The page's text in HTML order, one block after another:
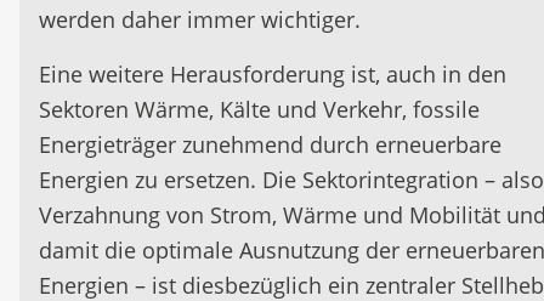
werden daher immer wichtiger.
Eine weitere Herausforderung ist, auch in den
Sektoren Wärme, Kälte und Verkehr, fossile
Energieträger zunehmend durch erneuerbare
Energien zu ersetzen. Die Sektorintegration –
Verzahnung von Strom, Wärme und Mobilität
damit die optimale Ausnutzung der erneuerbaren
Energien – ist diesbezüglich ein zentraler